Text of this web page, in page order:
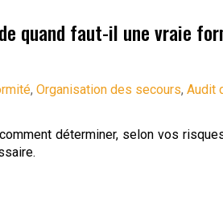
quand faut-il une vraie
, Organisation des secours, Audit
déterminer, selon vos